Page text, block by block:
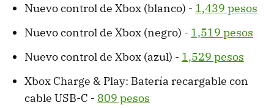
Nuevo control de Xbox (blanco) - 1,439 pesos
Nuevo control de Xbox (negro) - 1,519 pesos
Nuevo control de Xbox (azul) - 1,529 pesos
Xbox Charge & Play: Batería recargable con
cable USB-C - 809 pesos